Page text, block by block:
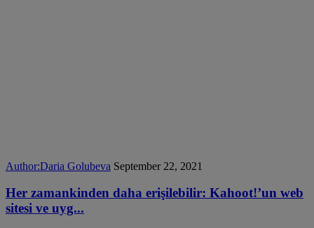
Author:Daria Golubeva September 22, 2021
Her zamankinden daha erişilebilir: Kahoot!’un web
sitesi ve uyg...